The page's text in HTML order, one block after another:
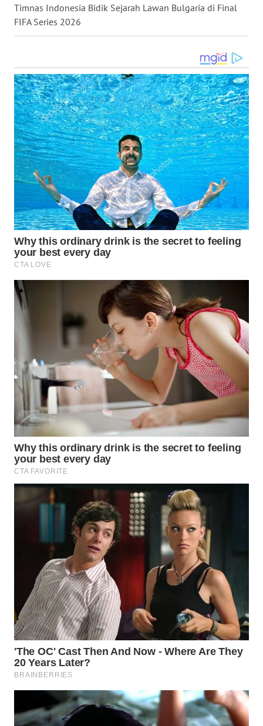
Timnas Indonesia Bidik Sejarah Lawan Bulgaria di Final
FIFA Series 2026
WN
PAPUA
WN
PAPUA
BARAT
WN
RIAU
WN
SERAMBI
WN
JAMBI
WN
SULTRA
WN
NTB
SULBAR
WN
BABEL
WN
SUMBAR
WN
BENGKULU
WN
LAMPUNG
JATENG
WN
NUSANTARA